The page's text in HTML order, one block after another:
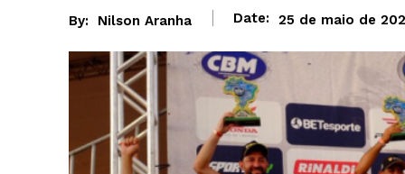
By: Nilson Aranha Date: 25 de maio de